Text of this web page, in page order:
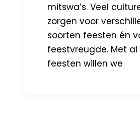
mitswa’s. Veel
zorgen voor
soorten feesten én
feestvreugde. Met al
feesten willen we